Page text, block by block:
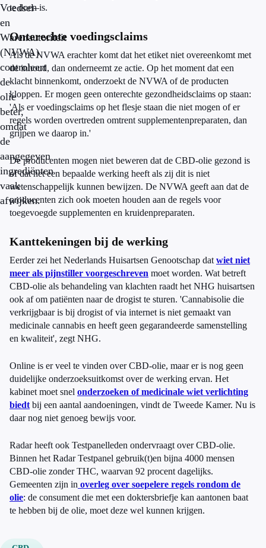
Voedsel–
en
Warenautoriteit
(NVWA)
controleert
de
olie
beter,
omdat
de
aangegeven
ingrediënten
vaak
afwijken.
te doen is.
Onterechte voedingsclaims
Als de NVWA erachter komt dat het etiket niet overeenkomt met
de inhoud, dan onderneemt ze actie. Op het moment dat een
klacht binnenkomt, onderzoekt de NVWA of de producten
kloppen. Er mogen geen onterechte gezondheidsclaims op staan:
'Als er voedingsclaims op het flesje staan die niet mogen of er
regels worden overtreden omtrent supplementenpreparaten, dan
grijpen we daarop in.'
De producenten mogen niet beweren dat de CBD-olie gezond is
of dat het een bepaalde werking heeft als zij dit is niet
wetenschappelijk kunnen bewijzen. De NVWA geeft aan dat de
producenten zich ook moeten houden aan de regels voor
toegevoegde supplementen en kruidenpreparaten.
Kanttekeningen bij de werking
Eerder zei het Nederlands Huisartsen Genootschap dat wiet niet
meer als pijnstiller voorgeschreven moet worden. Wat betreft
CBD-olie als behandeling van klachten raadt het NHG huisartsen
ook af om patiënten naar de drogist te sturen. 'Cannabisolie die
verkrijgbaar is bij drogist of via internet is niet gemaakt van
medicinale cannabis en heeft geen gegarandeerde samenstelling
en kwaliteit', zegt NHG.
Online is er veel te vinden over CBD-olie, maar er is nog geen
duidelijke onderzoeksuitkomst over de werking ervan. Het
kabinet moet snel onderzoeken of medicinale wiet verlichting
biedt bij een aantal aandoeningen, vindt de Tweede Kamer. Nu is
daar nog niet genoeg bewijs voor.
Radar heeft ook Testpanelleden ondervraagt over CBD-olie.
Binnen het Radar Testpanel gebruik(t)en bijna 4000 mensen
CBD-olie zonder THC, waarvan 92 procent dagelijks.
Gemeenten zijn in overleg over soepelere regels rondom de
olie: de consument die met een doktersbriefje kan aantonen baat
te hebben bij de olie, moet deze wel kunnen krijgen.